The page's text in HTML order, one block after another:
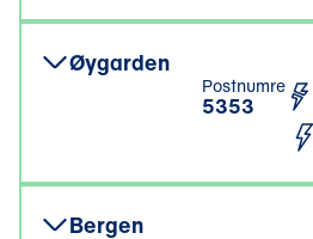
Øygarden
Postnumre
5353
Bergen